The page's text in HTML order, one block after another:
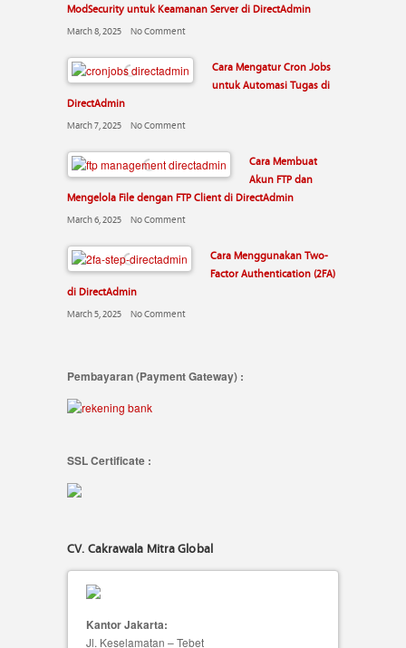
ModSecurity untuk Keamanan Server di DirectAdmin
March 8, 2025 No Comment
Cara Mengatur Cron Jobs
untuk Automasi Tugas di
DirectAdmin
March 7, 2025 No Comment
Cara Membuat
Akun FTP dan
Mengelola File dengan FTP Client di DirectAdmin
March 6, 2025 No Comment
Cara Menggunakan Two-
Factor Authentication (2FA)
di DirectAdmin
March 5, 2025 No Comment
Pembayaran (Payment Gateway) :
SSL Certificate :
CV. Cakrawala Mitra Global
Kantor Jakarta:
Jl. Keselamatan – Tebet